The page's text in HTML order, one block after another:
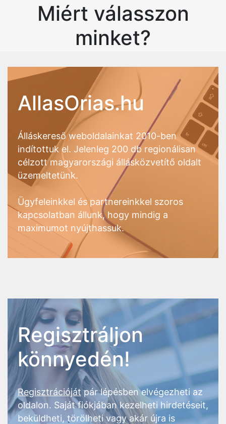
Miért válasszon
minket?
AllasOrias.hu
Álláskereső weboldalainkat 2010-ben
indítottuk el. Jelenleg 200 db regionálisan
célzott magyarországi állásközvetítő oldalt
üzemeltetünk.
Ügyfeleinkkel és partnereinkkel szoros
kapcsolatban állunk, hogy mindig a
maximumot nyújthassuk.
Regisztráljon
könnyedén!
Regisztrációjátpár lépésben elvégezheti az
oldalon. Saját fiókjában kezelheti hirdetéseit,
beküldheti, törölheti vagy akár újra is